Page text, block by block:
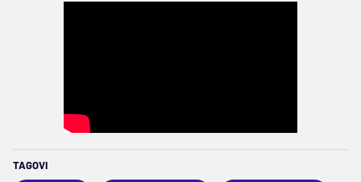
TAGOVI